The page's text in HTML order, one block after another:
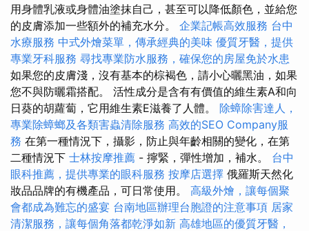
用身體乳液或身體油塗抹自己，甚至可以降低顏色，並給您
的皮膚添加一些額外的補充水分。 企業記帳高效服務 台中
水療服務 中式外燴菜單，傳承經典的美味 優質牙醫，提供
專業牙科服務 尋找專業防水服務，確保您的房屋免於水患
如果您的皮膚淺，沒有基本的棕褐色，請小心曬黑油，如果
您不與防曬霜搭配。 活性成分是含有有價值的維生素A和向
日葵的胡蘿蔔，它用維生素E滋養了人體。 除蟑除害達人，
專業除蟑螂及各類害蟲清除服務 高效的SEO Company服
務 在第一種情況下，攝影，防止與年齡相關的變化，在第
二種情況下 士林按摩推薦 - 擰緊，彈性增加，補水。 台中
眼科推薦，提供專業的眼科服務 按摩店選擇 俄羅斯天然化
妝品品牌的有機產品，可日常使用。 高級外燴，讓每個聚
會都成為難忘的盛宴 台南地區辦理台胞證的注意事項 居家
清潔服務，讓每個角落都乾淨如新 高雄地區的優質牙醫，